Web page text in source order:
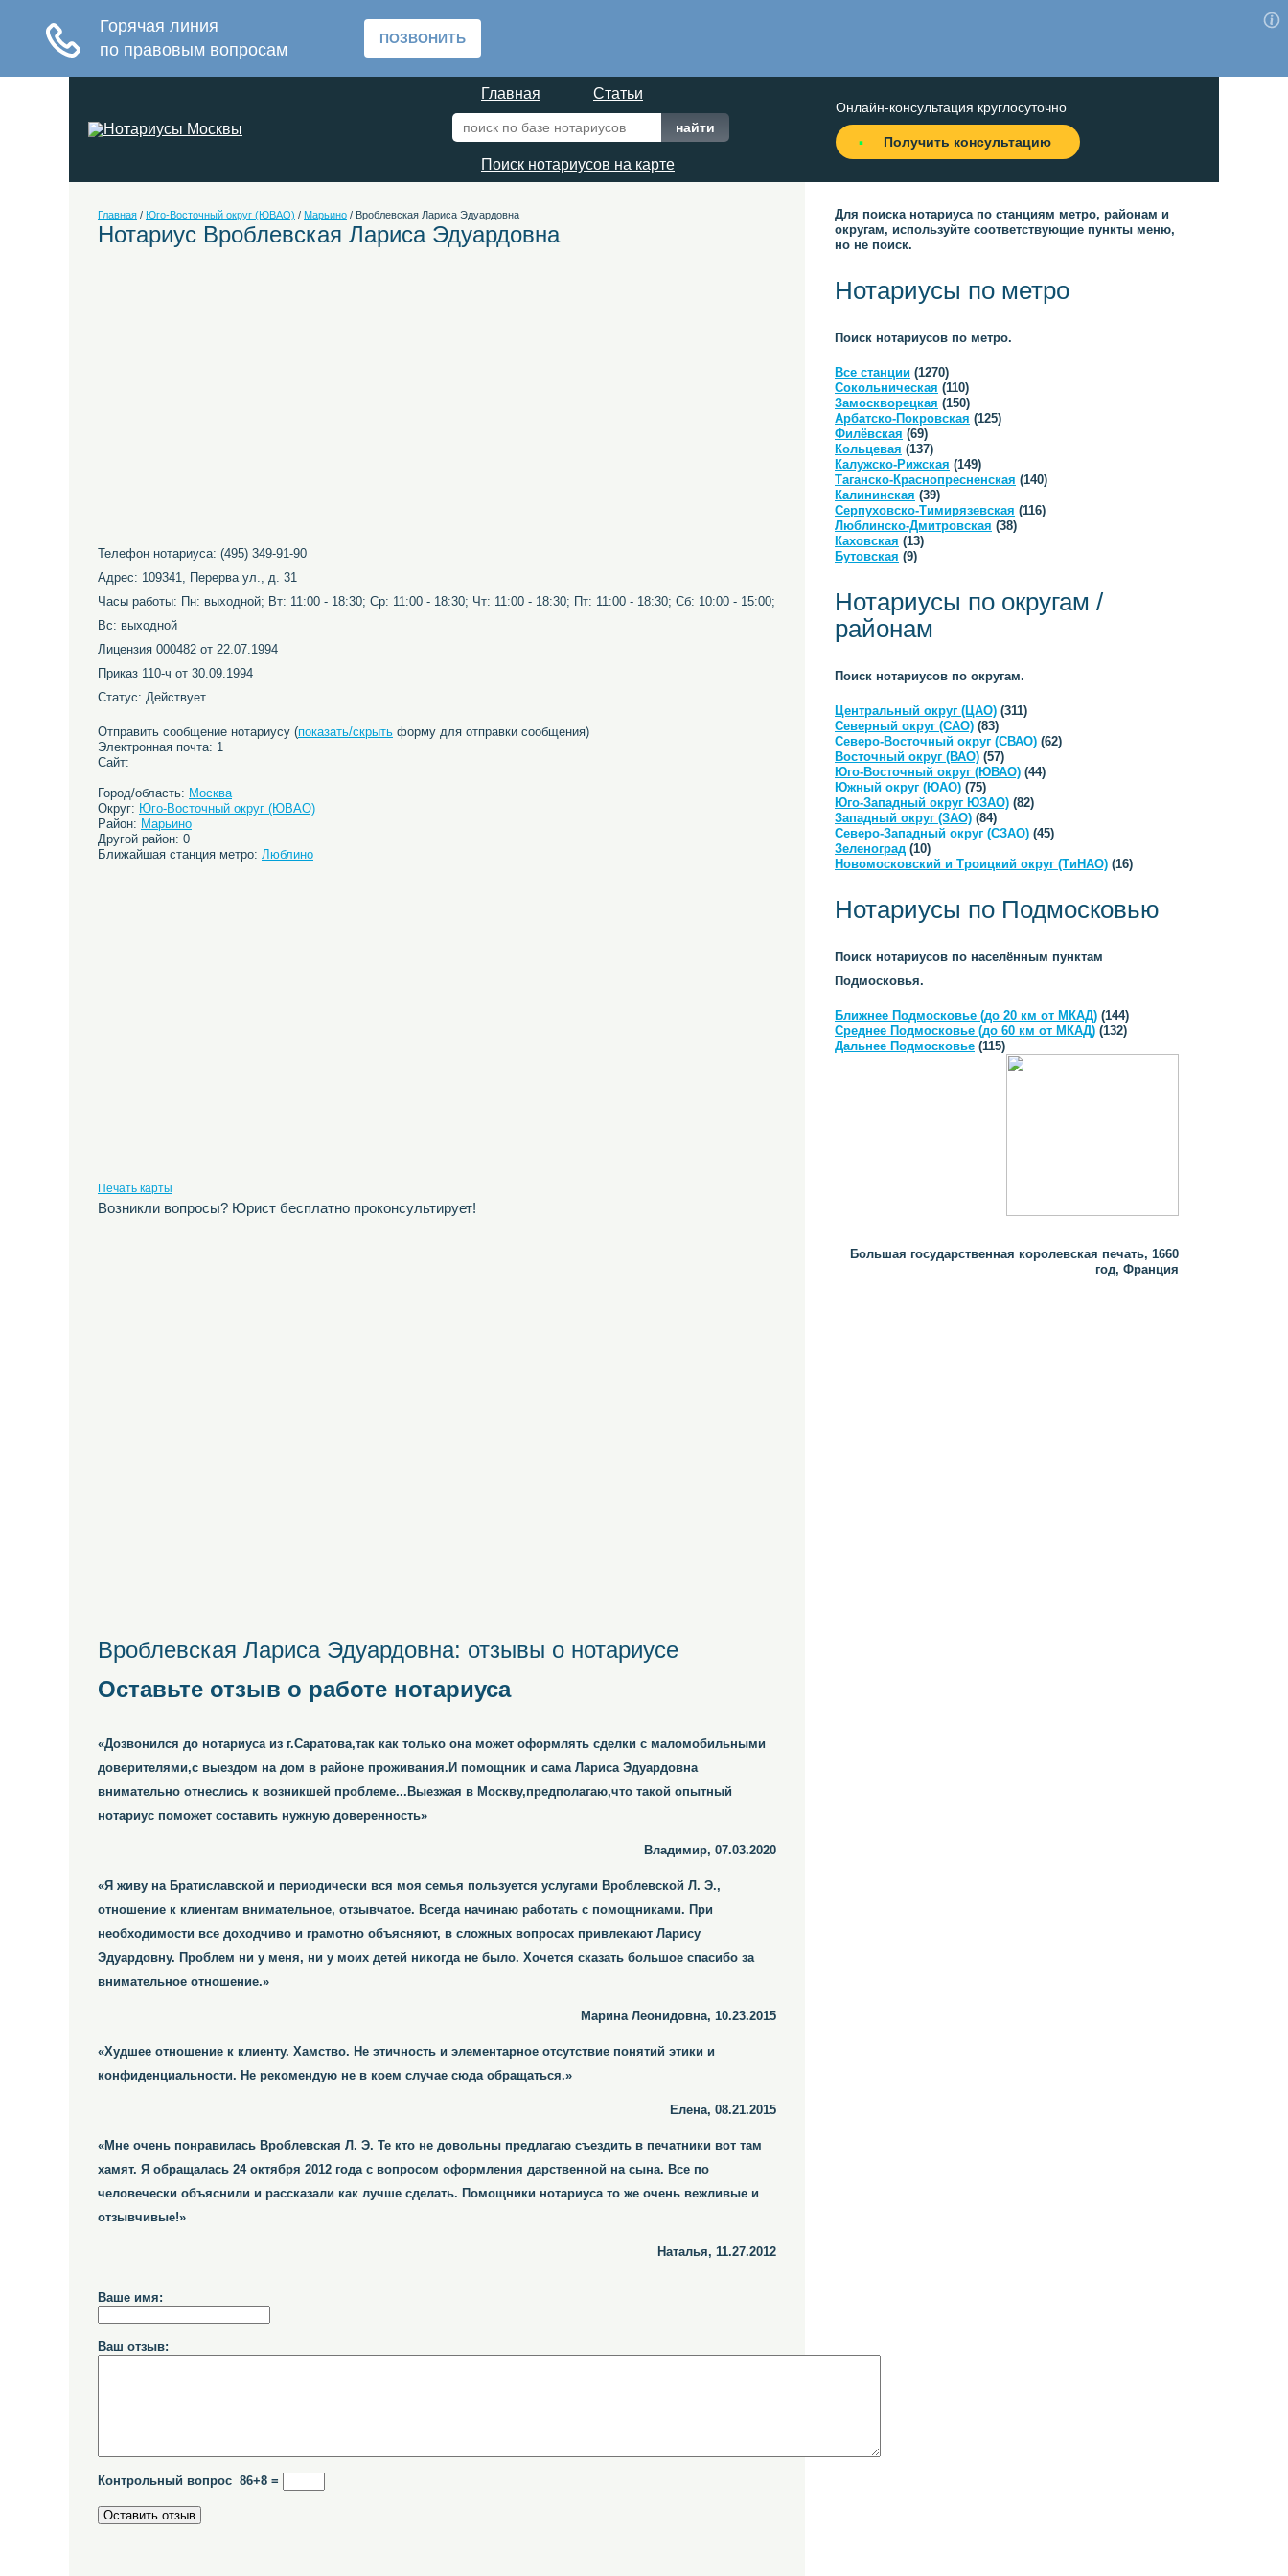
Главная Статьи
Поиск нотариусов на карте
Онлайн-консультация круглосуточно
Получить консультацию
Главная / Юго-Восточный округ (ЮВАО) / Марьино / Вроблевская Лариса Эдуардовна
Нотариус Вроблевская Лариса Эдуардовна
Телефон нотариуса: (495) 349-91-90
Адрес: 109341, Перерва ул., д. 31
Часы работы: Пн: выходной; Вт: 11:00 - 18:30; Ср: 11:00 - 18:30; Чт: 11:00 - 18:30; Пт: 11:00 - 18:30; Сб: 10:00 - 15:00;
Вс: выходной
Лицензия 000482 от 22.07.1994
Приказ 110-ч от 30.09.1994
Статус: Действует
Отправить сообщение нотариусу (показать/скрыть форму для отправки сообщения)
Электронная почта: 1
Сайт:
Город/область: Москва
Округ: Юго-Восточный округ (ЮВАО)
Район: Марьино
Другой район: 0
Ближайшая станция метро: Люблино
Печать карты
Возникли вопросы? Юрист бесплатно проконсультирует!
Вроблевская Лариса Эдуардовна: отзывы о нотариусе
Оставьте отзыв о работе нотариуса
«Дозвонился до нотариуса из г.Саратова,так как только она может оформлять сделки с маломобильными
доверителями,с выездом на дом в районе проживания.И помощник и сама Лариса Эдуардовна
внимательно отнеслись к возникшей проблеме...Выезжая в Москву,предполагаю,что такой опытный
нотариус поможет составить нужную доверенность»
Владимир, 07.03.2020
«Я живу на Братиславской и периодически вся моя семья пользуется услугами Вроблевской Л. Э.,
отношение к клиентам внимательное, отзывчатое. Всегда начинаю работать с помощниками. При
необходимости все доходчиво и грамотно объясняют, в сложных вопросах привлекают Ларису
Эдуардовну. Проблем ни у меня, ни у моих детей никогда не было. Хочется сказать большое спасибо за
внимательное отношение.»
Марина Леонидовна, 10.23.2015
«Худшее отношение к клиенту. Хамство. Не этичность и элементарное отсутствие понятий этики и
конфиденциальности. Не рекомендую не в коем случае сюда обращаться.»
Елена, 08.21.2015
«Мне очень понравилась Вроблевская Л. Э. Те кто не довольны предлагаю съездить в печатники вот там
хамят. Я обращалась 24 октября 2012 года с вопросом оформления дарственной на сына. Все по
человечески объяснили и рассказали как лучше сделать. Помощники нотариуса то же очень вежливые и
отзывчивые!»
Наталья, 11.27.2012
Ваше имя:
Ваш отзыв:
Контрольный вопрос 86+8 =
Для поиска нотариуса по станциям метро, районам и
округам, используйте соответствующие пункты меню,
но не поиск.
Нотариусы по метро
Поиск нотариусов по метро.
Все станции (1270)
Сокольническая (110)
Замоскворецкая (150)
Арбатско-Покровская (125)
Филёвская (69)
Кольцевая (137)
Калужско-Рижская (149)
Таганско-Краснопресненская (140)
Калининская (39)
Серпуховско-Тимирязевская (116)
Люблинско-Дмитровская (38)
Каховская (13)
Бутовская (9)
Нотариусы по округам /
районам
Поиск нотариусов по округам.
Центральный округ (ЦАО) (311)
Северный округ (САО) (83)
Северо-Восточный округ (СВАО) (62)
Восточный округ (ВАО) (57)
Юго-Восточный округ (ЮВАО) (44)
Южный округ (ЮАО) (75)
Юго-Западный округ ЮЗАО) (82)
Западный округ (ЗАО) (84)
Северо-Западный округ (СЗАО) (45)
Зеленоград (10)
Новомосковский и Троицкий округ (ТиНАО) (16)
Нотариусы по Подмосковью
Поиск нотариусов по населённым пунктам
Подмосковья.
Ближнее Подмосковье (до 20 км от МКАД) (144)
Среднее Подмосковье (до 60 км от МКАД) (132)
Дальнее Подмосковье (115)
Большая государственная королевская печать, 1660
год, Франция